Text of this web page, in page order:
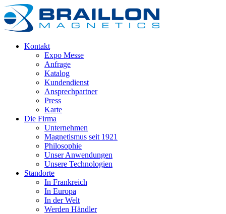
Kontakt
Expo Messe
Anfrage
Katalog
Kundendienst
Ansprechpartner
Press
Karte
Die Firma
Unternehmen
Magnetismus seit 1921
Philosophie
Unser Anwendungen
Unsere Technologien
Standorte
In Frankreich
In Europa
In der Welt
Werden Händler